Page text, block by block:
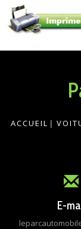
ACCUEIL |
E-